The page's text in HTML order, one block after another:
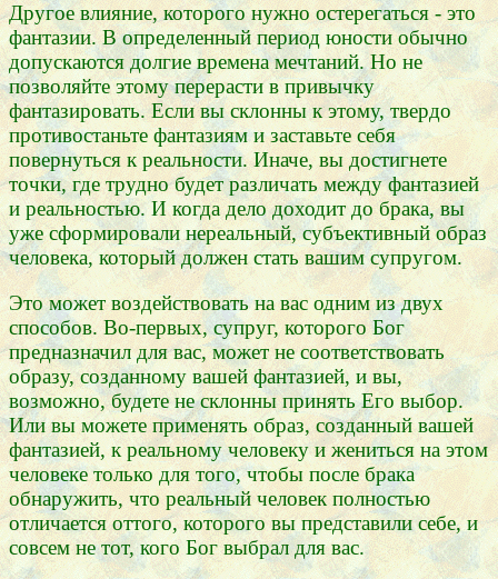
Другое влияние, которого нужно остерегаться - это
фантазии. В определенный период юности обычно
допускаются долгие времена мечтаний. Но не
позволяйте этому перерасти в привычку
фантазировать. Если вы склонны к этому, твердо
противостаньте фантазиям и заставьте себя
повернуться к реальности. Иначе, вы достигнете
точки, где трудно будет различать между фантазией
и реальностью. И когда дело доходит до брака, вы
уже сформировали нереальный, субъективный образ
человека, который должен стать вашим супругом.
Это может воздействовать на вас одним из двух
способов. Во-первых, супруг, которого Бог
предназначил для вас, может не соответствовать
образу, созданному вашей фантазией, и вы,
возможно, будете не склонны принять Его выбор.
Или вы можете применять образ, созданный вашей
фантазией, к реальному человеку и жениться на этом
человеке только для того, чтобы после брака
обнаружить, что реальный человек полностью
отличается оттого, которого вы представили себе, и
совсем не тот, кого Бог выбрал для вас.